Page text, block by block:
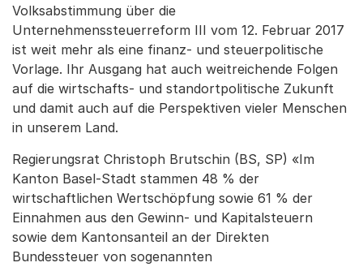
Volksabstimmung über die
Unternehmenssteuerreform III vom 12. Februar 2017
ist weit mehr als eine finanz- und steuerpolitische
Vorlage. Ihr Ausgang hat auch weitreichende Folgen
auf die wirtschafts- und standortpolitische Zukunft
und damit auch auf die Perspektiven vieler Menschen
in unserem Land.
Regierungsrat Christoph Brutschin (BS, SP) «Im
Kanton Basel-Stadt stammen 48 % der
wirtschaftlichen Wertschöpfung sowie 61 % der
Einnahmen aus den Gewinn- und Kapitalsteuern
sowie dem Kantonsanteil an der Direkten
Bundessteuer von sogenannten